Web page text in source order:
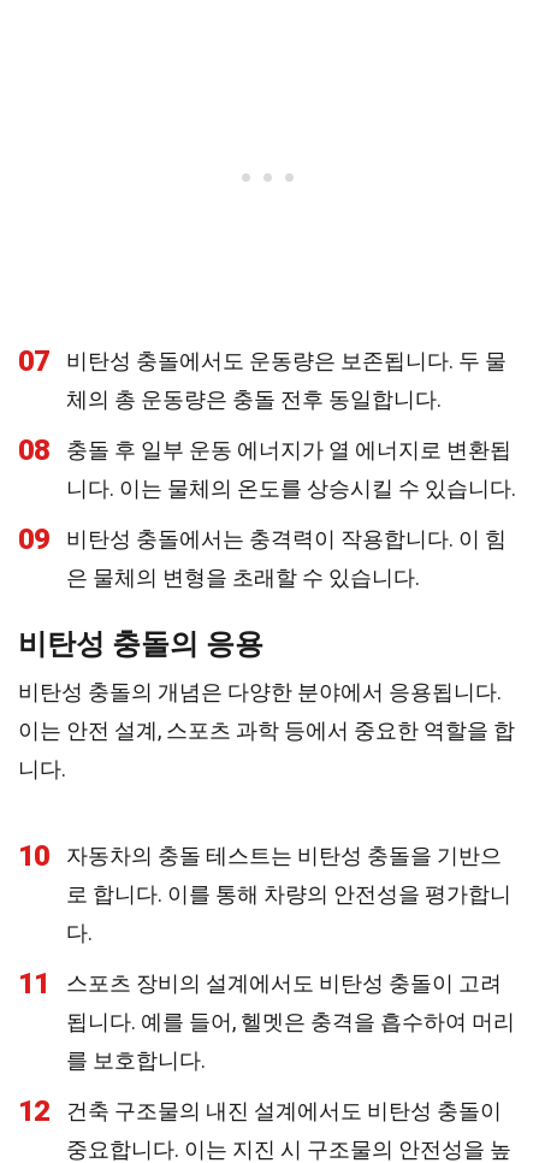
07
비탄성 충돌에서도 운동량은 보존됩니다. 두 물
체의 총 운동량은 충돌 전후 동일합니다.
08
충돌 후 일부 운동 에너지가 열 에너지로 변환됩
니다. 이는 물체의 온도를 상승시킬 수 있습니다.
09
비탄성 충돌에서는 충격력이 작용합니다. 이 힘
은 물체의 변형을 초래할 수 있습니다.
비탄성 충돌의 응용
비탄성 충돌의 개념은 다양한 분야에서 응용됩니다.
이는 안전 설계, 스포츠 과학 등에서 중요한 역할을 합
니다.
10
자동차의 충돌 테스트는 비탄성 충돌을 기반으
로 합니다. 이를 통해 차량의 안전성을 평가합니
다.
11
스포츠 장비의 설계에서도 비탄성 충돌이 고려
됩니다. 예를 들어, 헬멧은 충격을 흡수하여 머리
를 보호합니다.
12
건축 구조물의 내진 설계에서도 비탄성 충돌이
중요합니다. 이는 지진 시 구조물의 안전성을 높